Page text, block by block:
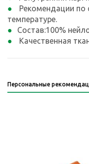
Рекомендации по
температуре.
Состав:100%
Качественная
Персональные